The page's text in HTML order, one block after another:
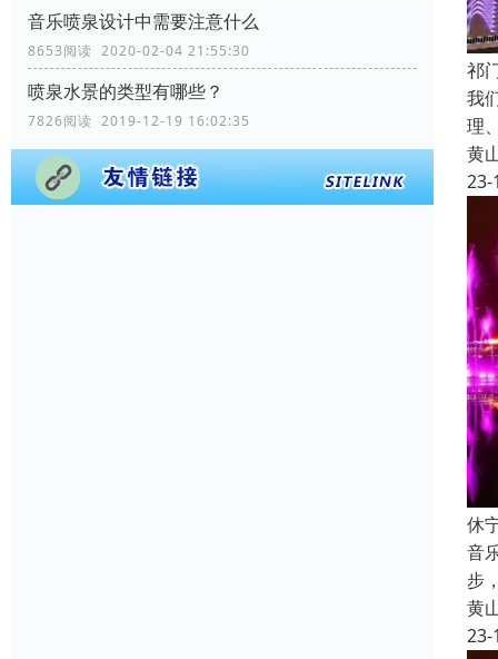
音乐喷泉设计中需要注意什么
8653阅读 2020-02-04 21:55:30
喷泉水景的类型有哪些？
7826阅读 2019-12-19 16:02:35
祁
我
理
黄
23-
休
音
步
黄
23-